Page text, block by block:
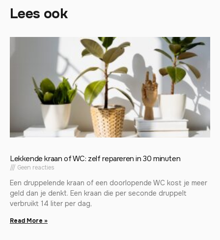
Lees ook
Lekkende kraan of WC: zelf repareren in 30 minuten
Geen reacties
Een druppelende kraan of een doorlopende WC kost je meer
geld dan je denkt. Een kraan die per seconde druppelt
verbruikt 14 liter per dag,
Read More »